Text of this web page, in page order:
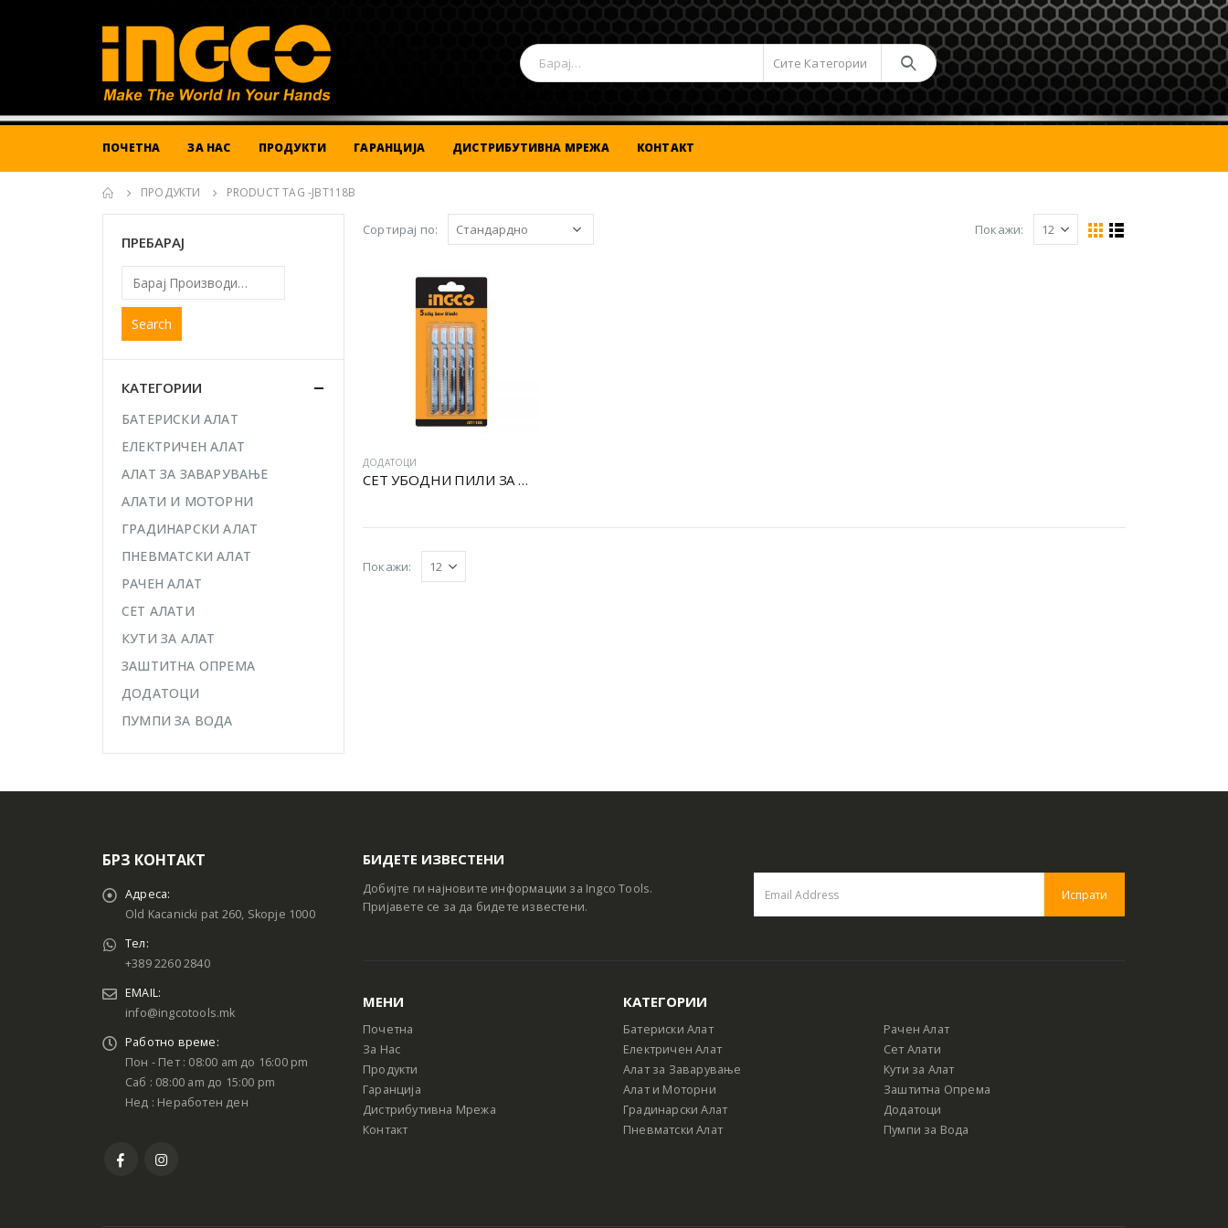
Сите Категории
ПОЧЕТНА ЗА НАС ПРОДУКТИ ГАРАНЦИЈА ДИСТРИБУТИВНА МРЕЖА КОНТАКТ
ПРОДУКТИ PRODUCT TAG -JBT118B
Сортирај по: Покажи:
ДОДАТОЦИ
СЕТ УБОДНИ ПИЛИ ЗА МЕТАЛ:
Покажи:
ПРЕБАРАЈ
Search
КАТЕГОРИИ
БАТЕРИСКИ АЛАТ
ЕЛЕКТРИЧЕН АЛАТ
АЛАТ ЗА ЗАВАРУВАЊЕ
АЛАТИ И МОТОРНИ
ГРАДИНАРСКИ АЛАТ
ПНЕВМАТСКИ АЛАТ
РАЧЕН АЛАТ
СЕТ АЛАТИ
КУТИ ЗА АЛАТ
ЗАШТИТНА ОПРЕМА
ДОДАТОЦИ
ПУМПИ ЗА ВОДА
БРЗ КОНТАКТ
Адреса:
Old Kacanicki pat 260, Skopje 1000
Тел:
+389 2260 2840
EMAIL:
info@ingcotools.mk
Работно време:
Пон - Пет : 08:00 am до 16:00 pm
Саб : 08:00 am до 15:00 pm
Нед : Неработен ден
БИДЕТЕ ИЗВЕСТЕНИ
Добијте ги најновите информации за Ingco Tools.
Пријавете се за да бидете известени.
МЕНИ
Почетна
За Нас
Продукти
Гаранција
Дистрибутивна Мрежа
Контакт
КАТЕГОРИИ
Батериски Алат
Електричен Алат
Алат за Заварување
Алат и Моторни
Градинарски Алат
Пневматски Алат
Рачен Алат
Сет Алати
Кути за Алат
Заштитна Опрема
Додатоци
Пумпи за Вода